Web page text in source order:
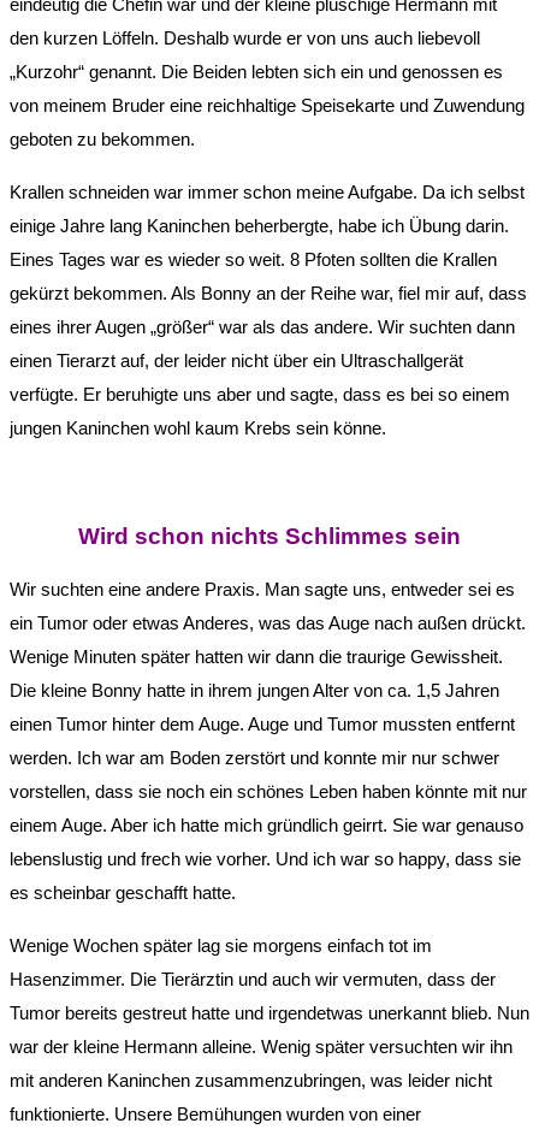
eindeutig die Chefin war und der kleine plüschige Hermann mit
den kurzen Löffeln. Deshalb wurde er von uns auch liebevoll
„Kurzohr“ genannt. Die Beiden lebten sich ein und genossen es
von meinem Bruder eine reichhaltige Speisekarte und Zuwendung
geboten zu bekommen.
Krallen schneiden war immer schon meine Aufgabe. Da ich selbst
einige Jahre lang Kaninchen beherbergte, habe ich Übung darin.
Eines Tages war es wieder so weit. 8 Pfoten sollten die Krallen
gekürzt bekommen. Als Bonny an der Reihe war, fiel mir auf, dass
eines ihrer Augen „größer“ war als das andere. Wir suchten dann
einen Tierarzt auf, der leider nicht über ein Ultraschallgerät
verfügte. Er beruhigte uns aber und sagte, dass es bei so einem
jungen Kaninchen wohl kaum Krebs sein könne.
Wird schon nichts Schlimmes sein
Wir suchten eine andere Praxis. Man sagte uns, entweder sei es
ein Tumor oder etwas Anderes, was das Auge nach außen drückt.
Wenige Minuten später hatten wir dann die traurige Gewissheit.
Die kleine Bonny hatte in ihrem jungen Alter von ca. 1,5 Jahren
einen Tumor hinter dem Auge. Auge und Tumor mussten entfernt
werden. Ich war am Boden zerstört und konnte mir nur schwer
vorstellen, dass sie noch ein schönes Leben haben könnte mit nur
einem Auge. Aber ich hatte mich gründlich geirrt. Sie war genauso
lebenslustig und frech wie vorher. Und ich war so happy, dass sie
es scheinbar geschafft hatte.
Wenige Wochen später lag sie morgens einfach tot im
Hasenzimmer. Die Tierärztin und auch wir vermuten, dass der
Tumor bereits gestreut hatte und irgendetwas unerkannt blieb. Nun
war der kleine Hermann alleine. Wenig später versuchten wir ihn
mit anderen Kaninchen zusammenzubringen, was leider nicht
funktionierte. Unsere Bemühungen wurden von einer